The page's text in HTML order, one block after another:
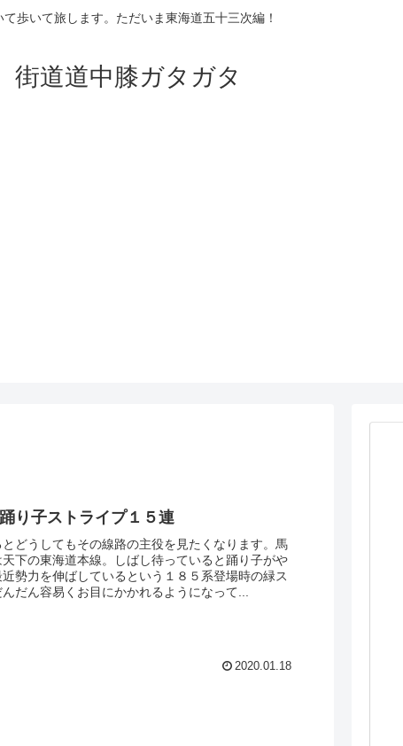
て歩いて旅します。ただいま東海道五十三次編！
街道道中膝ガタガタ
り子ストライプ１５連
どうしてもその線路の主役を見たくなります。馬
天下の東海道本線。しばし待っていると踊り子がや
勢力を伸ばしているという１８５系登場時の緑ス
だん容易くお目にかかれるようになって...
2020.01.18